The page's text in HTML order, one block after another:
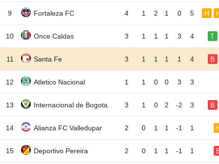
9 Fortaleza FC 4 1 2 1 0 5 H
10 Once Caldas 3 1 1 1 3 4 T
11 Santa Fe 3 1 1 1 1 4 B
12 Atletico Nacional 1 1 0 0 3 3
13 Internacional de Bogota 3 1 0 2 -2 3 B
14 Alianza FC Valledupar 2 0 1 1 -1 1
15 Deportivo Pereira 2 0 1 1 -1 1